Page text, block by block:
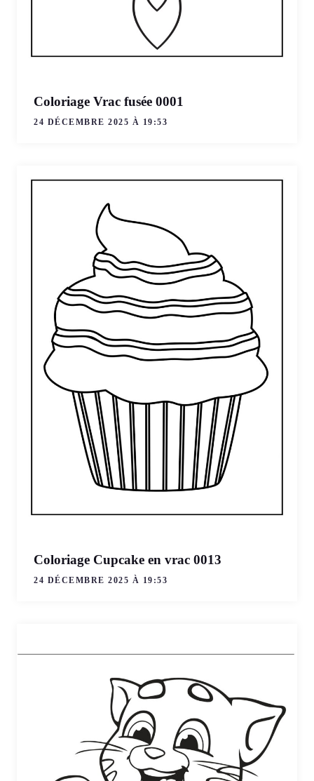
Coloriage Vrac fusée 0001
24 DÉCEMBRE 2025 À 19:53
Coloriage Cupcake en vrac 0013
24 DÉCEMBRE 2025 À 19:53